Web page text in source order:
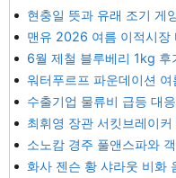
현충일 뜻과 유래 조기 게
맨유 2026 여름 이적시장
6월 제철 블루베리 1kg 후
워터푸르프 파운데이션 여
수출기업 물류비 급등 대
최휘영 장관 서킷브레이커
소노캄 경주 풀앤스파와
화사 젠슨 황 샤라웃 비화